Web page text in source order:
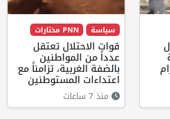
سياسة PNN مختارات
قوات الاحتلال تعتقل
عدداً من المواطنين
بالضفة الغربية، تزامناً مع
اعتداءات المستوطنين
منذ 7 ساعات